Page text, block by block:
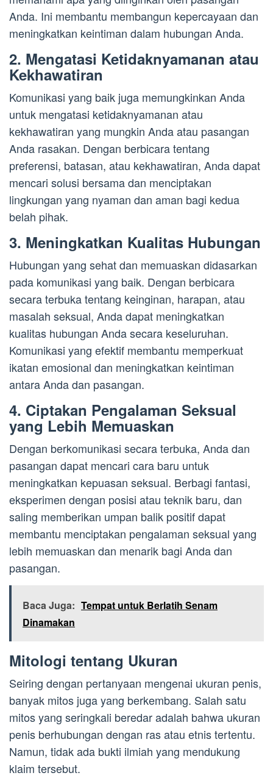
Anda. Ini membantu membangun kepercayaan dan
meningkatkan keintiman dalam hubungan Anda.
2. Mengatasi Ketidaknyamanan atau
Kekhawatiran
Komunikasi yang baik juga memungkinkan Anda
untuk mengatasi ketidaknyamanan atau
kekhawatiran yang mungkin Anda atau pasangan
Anda rasakan. Dengan berbicara tentang
preferensi, batasan, atau kekhawatiran, Anda dapat
mencari solusi bersama dan menciptakan
lingkungan yang nyaman dan aman bagi kedua
belah pihak.
3. Meningkatkan Kualitas Hubungan
Hubungan yang sehat dan memuaskan didasarkan
pada komunikasi yang baik. Dengan berbicara
secara terbuka tentang keinginan, harapan, atau
masalah seksual, Anda dapat meningkatkan
kualitas hubungan Anda secara keseluruhan.
Komunikasi yang efektif membantu memperkuat
ikatan emosional dan meningkatkan keintiman
antara Anda dan pasangan.
4. Ciptakan Pengalaman Seksual
yang Lebih Memuaskan
Dengan berkomunikasi secara terbuka, Anda dan
pasangan dapat mencari cara baru untuk
meningkatkan kepuasan seksual. Berbagi fantasi,
eksperimen dengan posisi atau teknik baru, dan
saling memberikan umpan balik positif dapat
membantu menciptakan pengalaman seksual yang
lebih memuaskan dan menarik bagi Anda dan
pasangan.
Baca Juga: Tempat untuk Berlatih Senam
Dinamakan
Mitologi tentang Ukuran
Seiring dengan pertanyaan mengenai ukuran penis,
banyak mitos juga yang berkembang. Salah satu
mitos yang seringkali beredar adalah bahwa ukuran
penis berhubungan dengan ras atau etnis tertentu.
Namun, tidak ada bukti ilmiah yang mendukung
klaim tersebut.